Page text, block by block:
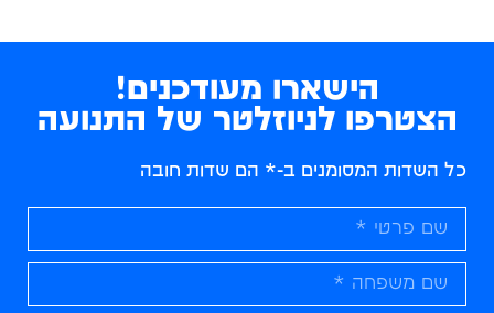
הישארו מעודכנים!
הצטרפו לניוזלטר של התנועה
כל השדות המסומנים ב-* הם שדות חובה